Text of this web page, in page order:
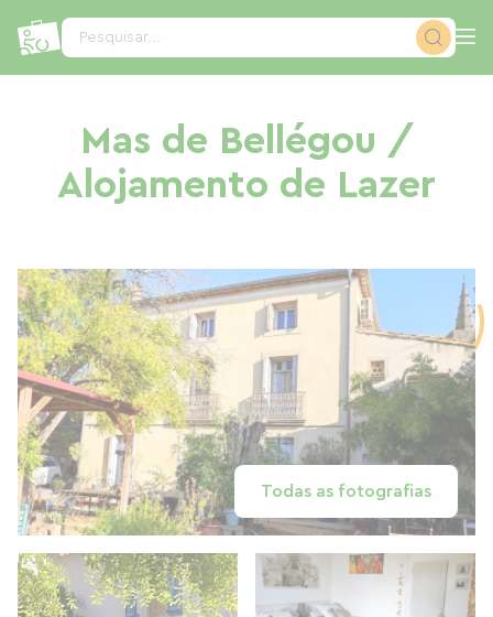
Pesquisar...
Mas de Bellégou /
Alojamento de Lazer
Todas as fotografias
Painel de Gerenciamento de Cookies